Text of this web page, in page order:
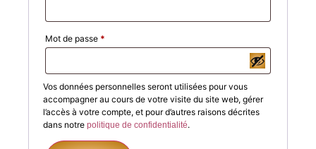
Mot de passe *
Vos données personnelles seront utilisées pour vous
accompagner au cours de votre visite du site web, gérer
l’accès à votre compte, et pour d’autres raisons décrites
dans notre politique de confidentialité.